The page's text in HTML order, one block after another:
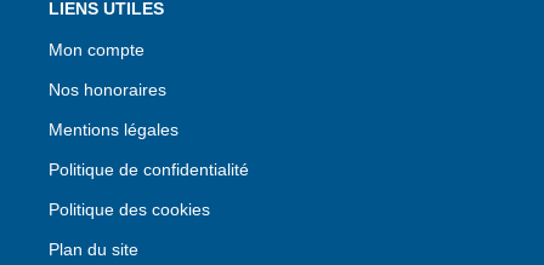
LIENS UTILES
Mon compte
Nos honoraires
Mentions légales
Politique de confidentialité
Politique des cookies
Plan du site